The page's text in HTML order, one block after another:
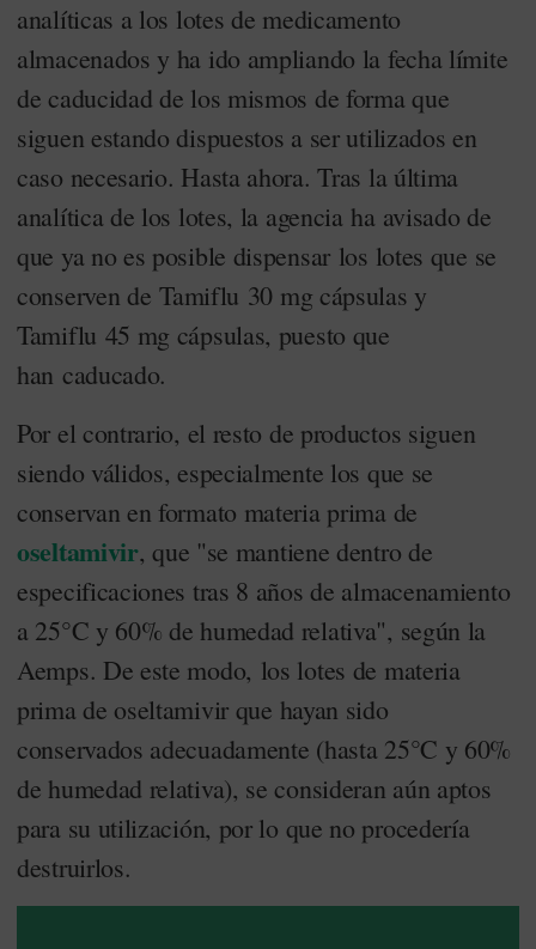
analíticas a los lotes de medicamento
almacenados y ha ido ampliando la fecha límite
de caducidad de los mismos de forma que
siguen estando dispuestos a ser utilizados en
caso necesario. Hasta ahora. Tras la última
analítica de los lotes, la agencia ha avisado de
que ya no es posible dispensar los lotes que se
conserven deTamiflu 30 mg cápsulas y
Tamiflu 45 mg cápsulas, puesto que
han caducado.
Por el contrario, el resto de productos siguen
siendo válidos, especialmente los que se
conservan en formato materia prima de
oseltamivir, que "se mantiene dentro de
especificaciones tras 8 años de almacenamiento
a 25°C y 60% de humedad relativa", según la
Aemps. De este modo, los lotes de materia
prima de oseltamivir que hayan sido
conservados adecuadamente (hasta 25°C y 60%
de humedad relativa), se consideran aún aptos
para su utilización, por lo que no procedería
destruirlos.